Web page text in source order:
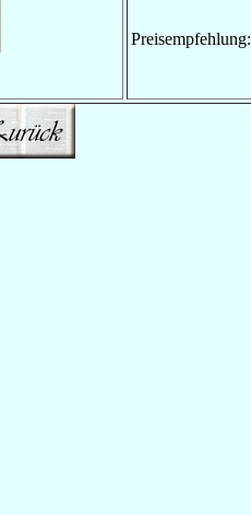
Preisempfehlung: